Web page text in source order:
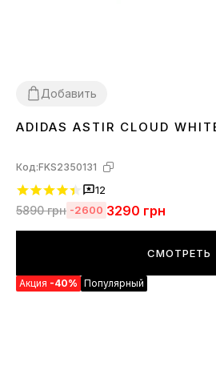
Добавить
36 3738 3940 41 43 4445
ADIDAS ASTIR CLOUD
Код:FKS2350131
12
5890грн -2600 3290 грн
СМОТРЕТЬ
Акция -40% Популярный